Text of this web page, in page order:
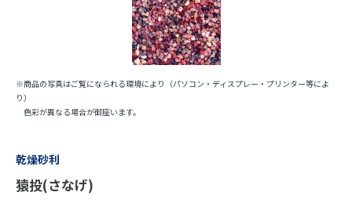
※商品の写真はご覧になられる環境により（パソコン・ディスプレー・プリンター等によ
り）
色彩が異なる場合が御座います。
乾燥砂利
猿投(さなげ)